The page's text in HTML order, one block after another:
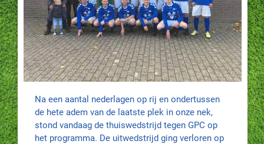
Na een aantal nederlagen op rij en ondertussen
de hete adem van de laatste plek in onze nek,
stond vandaag de thuiswedstrijd tegen GPC op
het programma. De uitwedstrijd ging verloren op